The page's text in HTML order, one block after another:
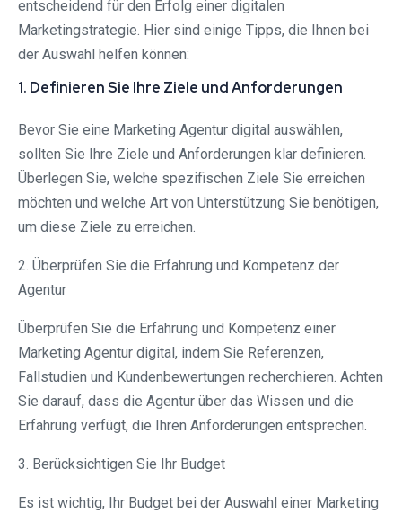
entscheidend für den Erfolg einer digitalen
Marketingstrategie. Hier sind einige Tipps, die Ihnen bei
der Auswahl helfen können:
1. Definieren Sie Ihre Ziele und Anforderungen
Bevor Sie eine Marketing Agentur digital auswählen,
sollten Sie Ihre Ziele und Anforderungen klar definieren.
Überlegen Sie, welche spezifischen Ziele Sie erreichen
möchten und welche Art von Unterstützung Sie benötigen,
um diese Ziele zu erreichen.
2. Überprüfen Sie die Erfahrung und Kompetenz der
Agentur
Überprüfen Sie die Erfahrung und Kompetenz einer
Marketing Agentur digital, indem Sie Referenzen,
Fallstudien und Kundenbewertungen recherchieren. Achten
Sie darauf, dass die Agentur über das Wissen und die
Erfahrung verfügt, die Ihren Anforderungen entsprechen.
3. Berücksichtigen Sie Ihr Budget
Es ist wichtig, Ihr Budget bei der Auswahl einer Marketing